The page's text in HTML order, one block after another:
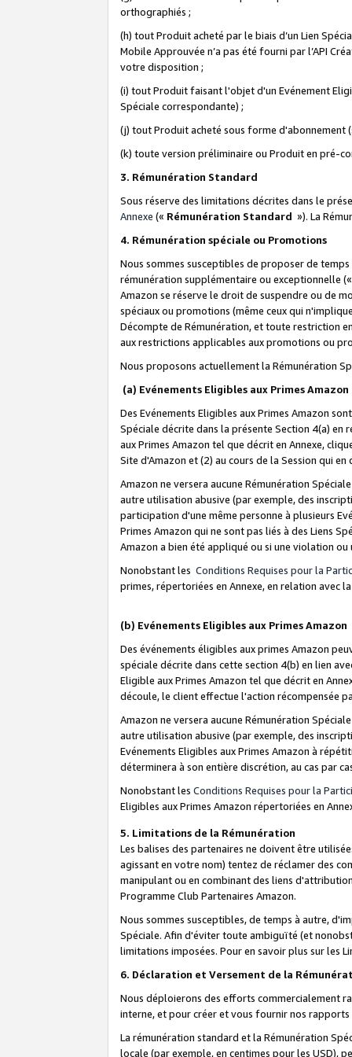
orthographiés ;
(h) tout Produit acheté par le biais d’un Lien
Mobile Approuvée n’a pas été fourni par l’API
votre disposition ;
(i) tout Produit faisant l'objet d'un Evénement
Spéciale correspondante) ;
(j) tout Produit acheté sous forme d'abonnement
(k) toute version préliminaire ou Produit en pré-
3. Rémunération Standard
Sous réserve des limitations décrites dans le
Annexe (« Rémunération Standard »). La
4. Rémunération spéciale ou Promotions
Nous sommes susceptibles de proposer de
rémunération supplémentaire ou exceptionnelle
Amazon se réserve le droit de suspendre ou de
spéciaux ou promotions (même ceux qui
Décompte de Rémunération, et toute restriction
aux restrictions applicables aux promotions ou
Nous proposons actuellement la Rémunération
(a) Evénements Eligibles aux Primes Amazon
Des Evénements Eligibles aux Primes Amazon
Spéciale décrite dans la présente Section 4(a) en
aux Primes Amazon tel que décrit en Annexe,
Site d'Amazon et (2) au cours de la Session qui
Amazon ne versera aucune Rémunération
autre utilisation abusive (par exemple, des
participation d'une même personne à plusieurs
Primes Amazon qui ne sont pas liés à des Liens
Amazon a bien été appliqué ou si une violation
Nonobstant les Conditions Requises pour la
primes, répertoriées en Annexe, en relation avec
(b) Evénements Eligibles aux Primes Amazon
Des événements éligibles aux primes Amazon
spéciale décrite dans cette section 4(b) en lien
Eligible aux Primes Amazon tel que décrit en
découle, le client effectue l'action récompensée
Amazon ne versera aucune Rémunération
autre utilisation abusive (par exemple, des
Evénements Eligibles aux Primes Amazon à
déterminera à son entière discrétion, au cas par
Nonobstant les Conditions Requises pour la
Eligibles aux Primes Amazon répertoriées en
5. Limitations de la Rémunération
Les balises des partenaires ne doivent être
agissant en votre nom) tentez de réclamer des
manipulant ou en combinant des liens
Programme Club Partenaires Amazon.
Nous sommes susceptibles, de temps à autre,
Spéciale. Afin d'éviter toute ambiguïté (et
limitations imposées. Pour en savoir plus sur les
6. Déclaration et Versement de la
Nous déploierons des efforts commercialement
interne, et pour créer et vous fournir nos
La rémunération standard et la Rémunération
locale (par exemple, en centimes pour les USD),